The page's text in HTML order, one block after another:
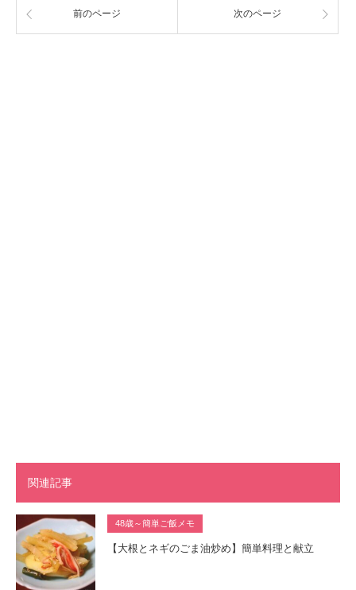
前のページ 次のページ
関連記事
48歳～簡単ご飯メモ
【大根とネギのごま油炒め】簡単料理と献立